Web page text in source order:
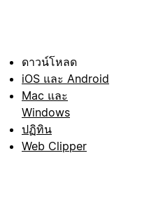
ดาวน์โหลด
iOS และ Android
Mac และ
Windows
ปฏิทิน
Web Clipper